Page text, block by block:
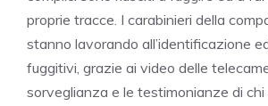
proprie tracce. I carabinieri della
stanno lavorando all’identificazione
fuggitivi, grazie ai video delle
sorveglianza e le testimonianze di